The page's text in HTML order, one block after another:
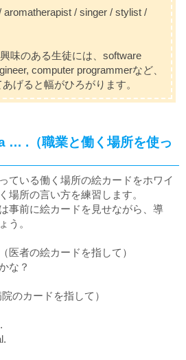
aromatherapist / singer / stylist /
味のある生徒には、 software
computer programmerなど、
げると幅がひろがります。
… .（職業と働く場所を使っ
ている働く場所の絵カードをホワイ
場所の言い方を練習します。
事前に絵カードを見せながら、導
う。
（医者の絵カードを指して）
な？
院のカードを指して）